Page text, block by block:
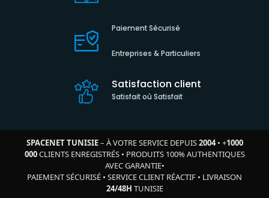
Paiement Sécurisé
Entreprises & Particuliers
Satisfaction client
Satisfait où Satisfait
SPACENET TUNISIE– À VOTRE SERVICE DEPUIS2004• +1000
000CLIENTS ENREGISTRÉS• PRODUITS 100% AUTHENTIQUES
AVEC GARANTIE•
PAIEMENT SÉCURISÉ • SERVICE CLIENT RÉACTIF • LIVRAISON
24/48H TUNISIE